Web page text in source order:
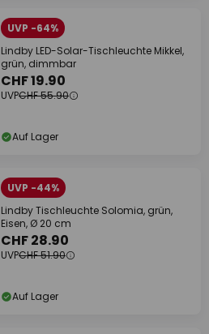
UVP -64%
Lindby LED-Solar-Tischleuchte Mikkel,
grün, dimmbar
CHF 19.90
UVPCHF 55.90
Auf Lager
UVP -44%
Lindby Tischleuchte Solomia, grün,
Eisen, Ø 20 cm
CHF 28.90
UVPCHF 51.90
Auf Lager